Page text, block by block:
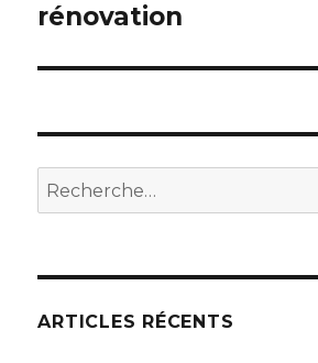
rénovation
Recherche
pour
ARTICLES RÉCENTS